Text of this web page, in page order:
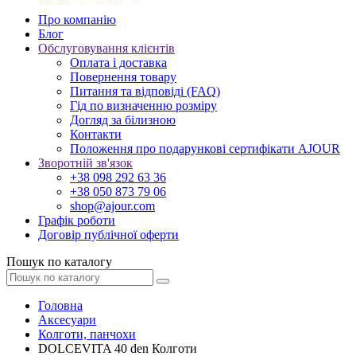
Про компанію
Блог
Обслуговування клієнтів
Оплата і доставка
Повернення товару
Питання та відповіді (FAQ)
Гід по визначенню розміру
Догляд за білизною
Контакти
Положення про подарункові сертифікати AJOUR
Зворотній зв'язок
+38 098 292 63 36
+38 050 873 79 06
shop@ajour.com
Графік роботи
Договір публічної оферти
Пошук по каталогу
Головна
Аксесуари
Колготи, панчохи
DOLCEVITA 40 den Колготи